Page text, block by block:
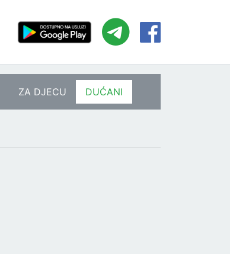
ZA DJECU DUĆANI